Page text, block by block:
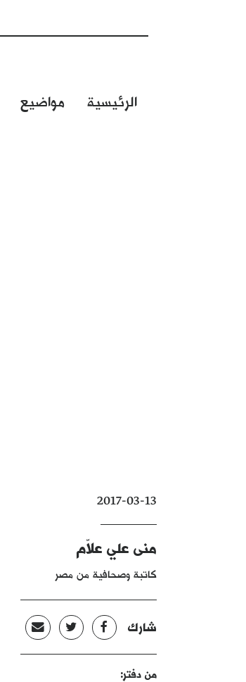
الرئيسية مواضيع
2017-03-13
منى علي علاّم
كاتبة وصحافية من مصر
شارك
من دفتر: